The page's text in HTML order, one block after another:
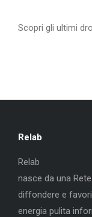
Scopri gli ultimi
Relab
Relab
nasce da una
diffondere e
energia pulita